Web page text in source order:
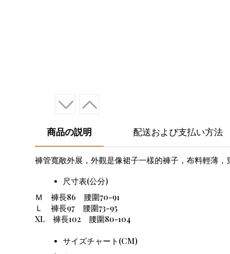
商品の説明 配送および支払い方法
褲管寬敞外展，外觀是像裙子一樣的褲子，布料輕薄，
尺寸表(公分)
Ｍ 褲長86 腰圍70-91
Ｌ 褲長97 腰圍73-95
XL 褲長102 腰圍80-104
サイズチャート(CM)